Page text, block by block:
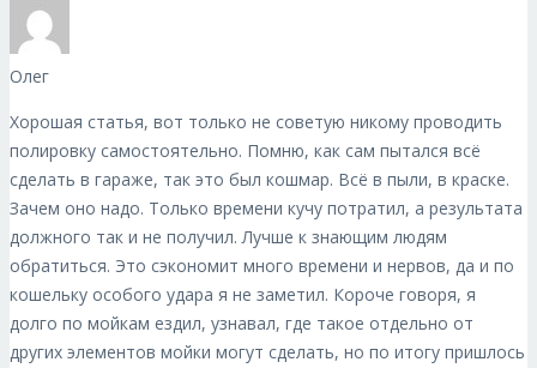
Олег
Хорошая статья, вот только не советую никому проводить
полировку самостоятельно. Помню, как сам пытался всё
сделать в гараже, так это был кошмар. Всё в пыли, в краске.
Зачем оно надо. Только времени кучу потратил, а результата
должного так и не получил. Лучше к знающим людям
обратиться. Это сэкономит много времени и нервов, да и по
кошельку особого удара я не заметил. Короче говоря, я
долго по мойкам ездил, узнавал, где такое отдельно от
других элементов мойки могут сделать, но по итогу пришлось